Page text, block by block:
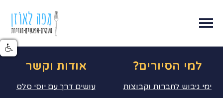
אודות וקשר
עושים דרך עם יוסי סלס
למי הסיורים?
ימי גיבוש לחברות וקבוצות